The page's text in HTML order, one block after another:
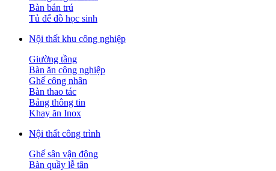
Bàn bán trú
Tủ để đồ học sinh
Nội thất khu công nghiệp
Giường tầng
Bàn ăn công nghiệp
Ghế công nhân
Bàn thao tác
Bảng thông tin
Khay ăn Inox
Nội thất công trình
Ghế sân vận động
Bàn quầy lễ tân